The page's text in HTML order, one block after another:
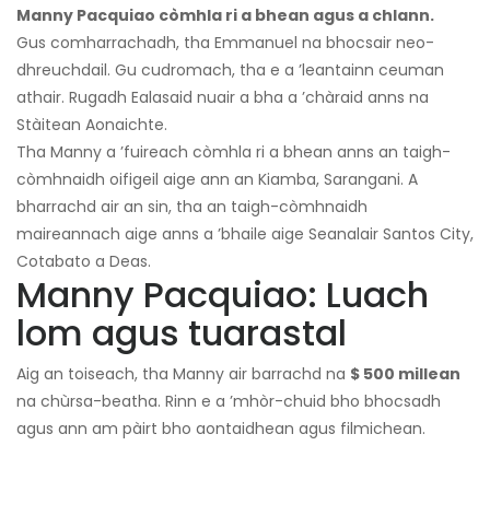
Manny Pacquiao còmhla ri a bhean agus a chlann.
Gus comharrachadh, tha Emmanuel na bhocsair neo-
dhreuchdail. Gu cudromach, tha e a ’leantainn ceuman
athair. Rugadh Ealasaid nuair a bha a ’chàraid anns na
Stàitean Aonaichte.
Tha Manny a ’fuireach còmhla ri a bhean anns an taigh-
còmhnaidh oifigeil aige ann an Kiamba, Sarangani. A
bharrachd air an sin, tha an taigh-còmhnaidh
maireannach aige anns a ’bhaile aige Seanalair Santos City,
Cotabato a Deas.
Manny Pacquiao: Luach
lom agus tuarastal
Aig an toiseach, tha Manny air barrachd na $ 500 millean
na chùrsa-beatha. Rinn e a ’mhòr-chuid bho bhocsadh
agus ann am pàirt bho aontaidhean agus filmichean.